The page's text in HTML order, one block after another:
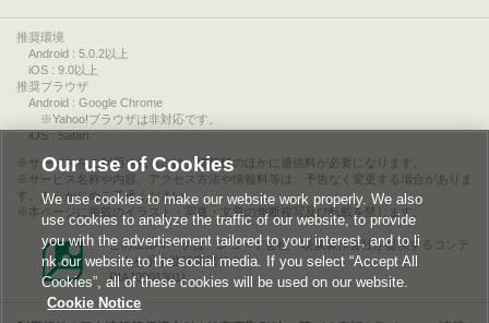
推奨環境
Android : 5.0.2以上
iOS : 9.0以上
推奨ブラウザ
Android : Google Chrome
※Yahoo!ブラウザは非対応です。
iOS : Safari
サービスをご利用されるには、情報料のほかに通信料が必要になります。
サービス名称や内容、アクセス方法や情報料等は、予告なく変更する場合がありま
す。あらかじめご了承ください。
本ページに掲載のイラスト・写真・文章の無断複写及び転載を禁じます。
このエルマークは、レコード会社・映像製作会社が提供するコンテ
ンツを示す登録商標です。
RIAJ00013011
Our use of Cookies
We use cookies to make our website work properly. We also
use cookies to analyze the traffic of our website, to provide
you with the advertisement tailored to your interest, and to li
nk our website to the social media. If you select “Accept All
Cookies”, all of these cookies will be used on our website.
Cookie Notice